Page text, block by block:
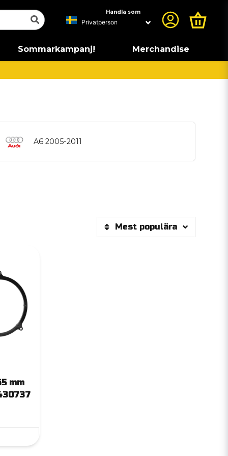
Handla som
Sommarkampanj! Merchandise
A6 2005-2011
Mest populära
mm